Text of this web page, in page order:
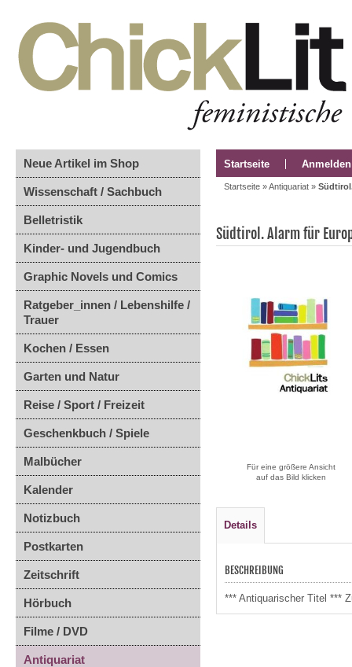
Neue Artikel im Shop
Wissenschaft / Sachbuch
Belletristik
Kinder- und Jugendbuch
Graphic Novels und Comics
Ratgeber_innen / Lebenshilfe /
Trauer
Kochen / Essen
Garten und Natur
Reise / Sport / Freizeit
Geschenkbuch / Spiele
Malbücher
Kalender
Notizbuch
Postkarten
Zeitschrift
Hörbuch
Filme / DVD
Antiquariat
Startseite Anmelden
Startseite »Antiquariat »
Südtirol. Alarm für
Für eine größere Ansicht
auf das Bild klicken
Details
BESCHREIBUNG
*** Antiquarischer Titel ***